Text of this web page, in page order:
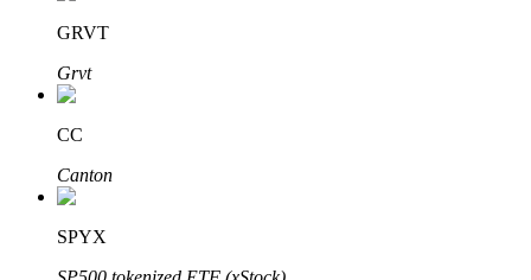
Automatyczna inwestycja
GRVT
Grvt
CC
Canton
SPYX